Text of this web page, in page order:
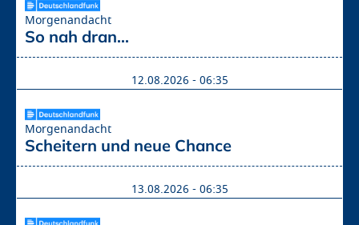
Morgenandacht
So nah dran...
12.08.2026 - 06:35
Morgenandacht
Scheitern und neue Chance
13.08.2026 - 06:35